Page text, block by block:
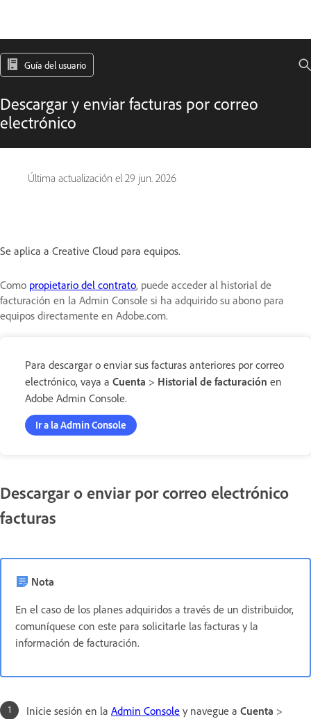
Guía del usuario
Descargar y enviar facturas por correo
electrónico
Última actualización el 29 jun. 2026
Se aplica a Creative Cloud para equipos.
Como propietario del contrato, puede acceder al historial de
facturación en la Admin Console si ha adquirido su abono para
equipos directamente en Adobe.com.
Para descargar o enviar sus facturas anteriores por correo
electrónico, vaya a Cuenta > Historial de facturación en
Adobe Admin Console.
Ir a la Admin Console
Descargar o enviar por correo electrónico
facturas
Nota
En el caso de los planes adquiridos a través de un distribuidor,
comuníquese con este para solicitarle las facturas y la
información de facturación.
Inicie sesión en la Admin Console y navegue a Cuenta >